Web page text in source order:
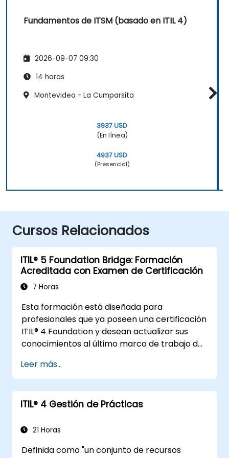
Fundamentos de ITSM (basado en ITIL 4)
2026-09-07 09:30
14 horas
Montevideo - La Cumparsita
3937 USD
(En línea)
4937 USD
(Presencial)
Cursos Relacionados
ITIL® 5 Foundation Bridge: Formación
Acreditada con Examen de Certificación
7 Horas
Esta formación está diseñada para
profesionales que ya poseen una certificación
ITIL® 4 Foundation y desean actualizar sus
conocimientos al último marco de trabajo de
Ofrece una transición enfocada y eficiente,
destacando las diferencias clave, los nuevos
conceptos y las prácticas ampliadas
introducidas en ITIL® 5.
Leer más...
ITIL® 4 Gestión de Prácticas
21 Horas
Definida como "un conjunto de recursos